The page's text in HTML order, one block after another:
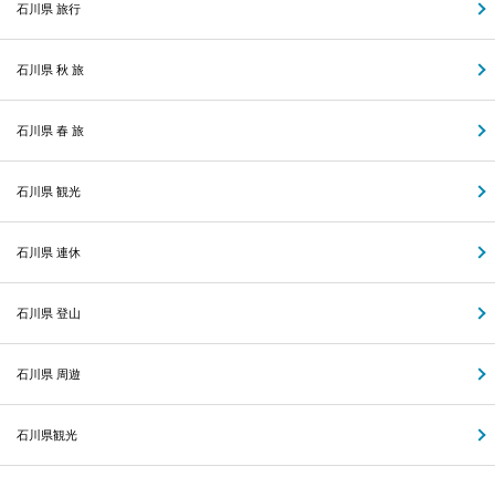
石川県 旅行
石川県 秋 旅
石川県 春 旅
石川県 観光
石川県 連休
石川県 登山
石川県 周遊
石川県観光